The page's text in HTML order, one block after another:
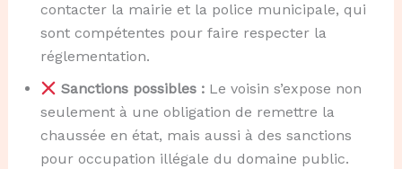
contacter la mairie et la police municipale, qui
sont compétentes pour faire respecter la
réglementation.
Sanctions possibles :Le voisin s’expose non
seulement à une obligation de remettre la
chaussée en état, mais aussi à des sanctions
pour occupation illégale du domaine public.